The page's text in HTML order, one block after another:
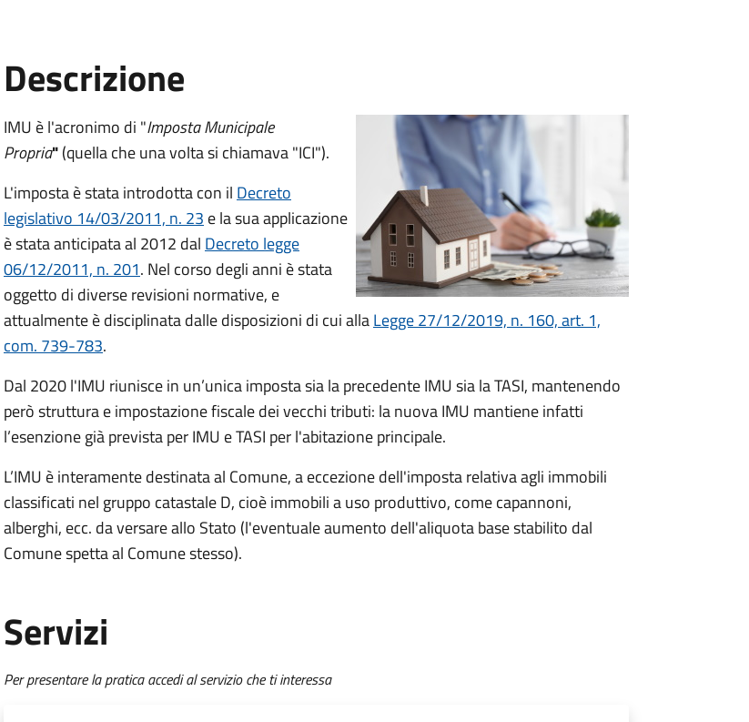
Descrizione
IMU è l'acronimo di "Imposta Municipale
Propria"(quella che una volta si chiamava "ICI").
L'imposta è stata introdotta con il Decreto
legislativo 14/03/2011, n. 23 e la sua applicazione
è stata anticipata al 2012 dal Decreto legge
06/12/2011, n. 201. Nel corso degli anni è stata
oggetto di diverse revisioni normative, e
attualmente è disciplinata dalle disposizioni di cui allaLegge 27/12/2019, n. 160, art. 1,
com. 739-783.
Dal 2020 l'IMU riunisce in un’unica imposta sia la precedente IMU sia la TASI, mantenendo
però struttura e impostazione fiscale dei vecchi tributi: la nuova IMU mantiene infatti
l’esenzione già prevista per IMU e TASI per l'abitazione principale.
L’IMU è interamente destinata al Comune, a eccezione dell'imposta relativa agli immobili
classificati nel gruppo catastale D, cioè immobili a uso produttivo, come capannoni,
alberghi, ecc. da versare allo Stato (l'eventuale aumento dell'aliquota base stabilito dal
Comune spetta al Comune stesso).
Servizi
Per presentare la pratica accedi al servizio che ti interessa